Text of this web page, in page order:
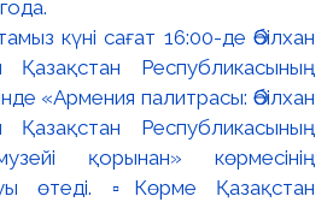
күні сағат 16:00-де Әбілхан
Қазақстан Республикасының
«Армения палитрасы: Әбілхан
Қазақстан Республикасының
қорынан» көрмесінің
өтеді. ▫️Көрме Қазақстан